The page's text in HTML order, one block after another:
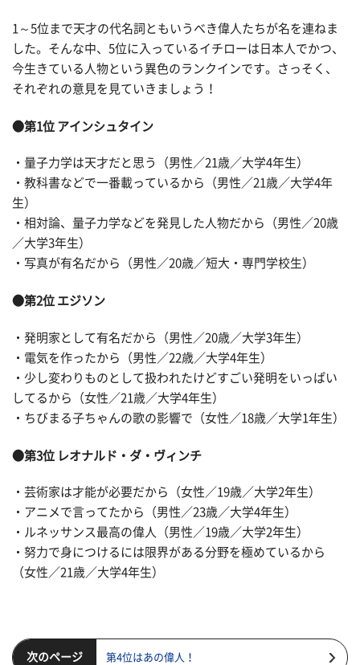
1～5位まで天才の代名詞ともいうべき偉人たちが名を連ねま
した。そんな中、5位に入っているイチローは日本人でかつ、
今生きている人物という異色のランクインです。さっそく、
それぞれの意見を見ていきましょう！
●第1位 アインシュタイン
・量子力学は天才だと思う（男性／21歳／大学4年生）
・教科書などで一番載っているから（男性／21歳／大学4年
生）
・相対論、量子力学などを発見した人物だから（男性／20歳
／大学3年生）
・写真が有名だから（男性／20歳／短大・専門学校生）
●第2位 エジソン
・発明家として有名だから（男性／20歳／大学3年生）
・電気を作ったから（男性／22歳／大学4年生）
・少し変わりものとして扱われたけどすごい発明をいっぱい
してるから（女性／21歳／大学4年生）
・ちびまる子ちゃんの歌の影響で（女性／18歳／大学1年生）
●第3位 レオナルド・ダ・ヴィンチ
・芸術家は才能が必要だから（女性／19歳／大学2年生）
・アニメで言ってたから（男性／23歳／大学4年生）
・ルネッサンス最高の偉人（男性／19歳／大学2年生）
・努力で身につけるには限界がある分野を極めているから
（女性／21歳／大学4年生）
次のページ 第4位はあの偉人！